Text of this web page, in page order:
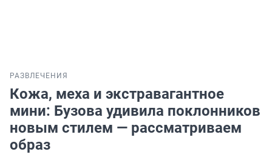
РАЗВЛЕЧЕНИЯ
Кожа, меха и экстравагантное
мини: Бузова удивила поклонников
новым стилем — рассматриваем
образ